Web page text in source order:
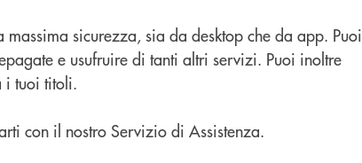
sicurezza, sia da desktop che da app. Puoi
e usufruire di tanti altri servizi. Puoi inoltre
i tuoi titoli.
con il nostro Servizio di Assistenza.